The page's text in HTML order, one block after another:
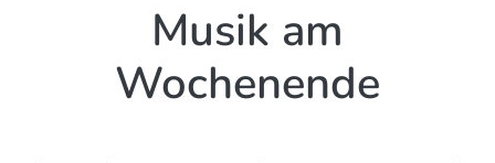
Musik am
Wochenende